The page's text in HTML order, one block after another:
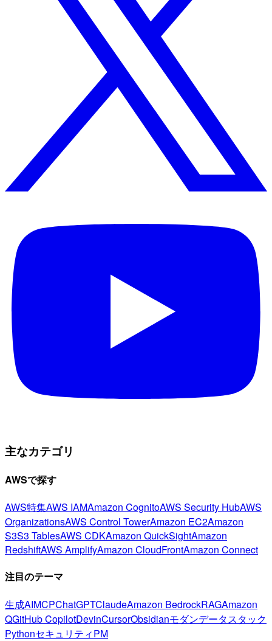
主なカテゴリ
AWSで探す
AWS特集AWS IAMAmazon CognitoAWS Security HubAWS
OrganizationsAWS Control TowerAmazon EC2Amazon
S3S3 TablesAWS CDKAmazon QuickSightAmazon
RedshiftAWS AmplifyAmazon CloudFrontAmazon Connect
注目のテーマ
生成AIMCPChatGPTClaudeAmazon BedrockRAGAmazon
QGitHub CopilotDevinCursorObsidianモダンデータスタック
PythonセキュリティPM